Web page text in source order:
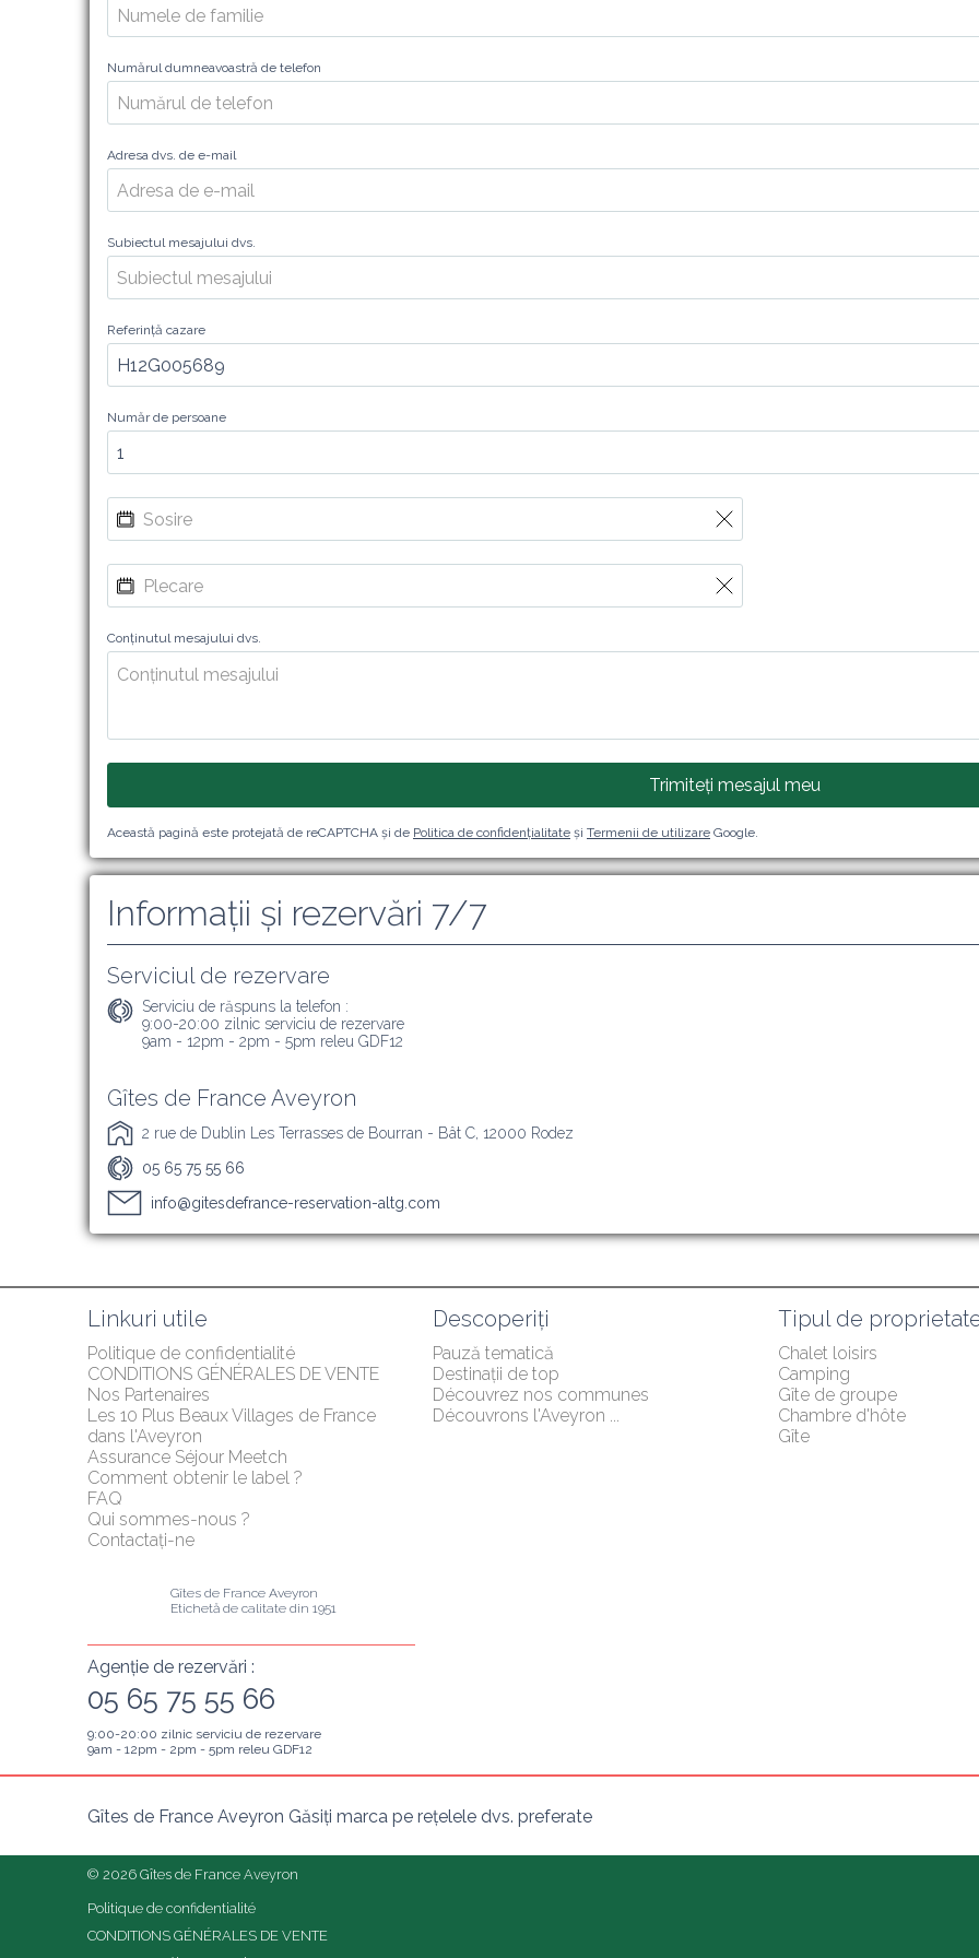
Numărul dumneavoastră de telefon
Adresa dvs. de e-mail
Subiectul mesajului dvs.
Referință cazare
Număr de persoane
Conținutul mesajului dvs.
Trimiteți mesajul meu
Această pagină este protejată de reCAPTCHA și de Politica de confidențialitate și Termenii de utilizare Google.
Informații și rezervări 7/7
Serviciul de rezervare
Serviciu de răspuns la telefon :
9:00-20:00 zilnic serviciu de rezervare
9am - 12pm - 2pm - 5pm releu GDF12
Gîtes de France Aveyron
2 rue de Dublin Les Terrasses de Bourran - Bât C, 12000 Rodez
05 65 75 55 66
info@gitesdefrance-reservation-altg.com
Linkuri utile
Politique de confidentialité
CONDITIONS GÉNÉRALES DE VENTE
Nos Partenaires
Les 10 Plus Beaux Villages de France
dans l'Aveyron
Assurance Séjour Meetch
Comment obtenir le label ?
FAQ
Qui sommes-nous ?
Contactați-ne
Descoperiți
Pauză tematică
Destinații de top
Découvrez nos communes
Découvrons l'Aveyron ...
Tipul de
Chalet loisirs
Camping
Gîte de groupe
Chambre d'hôte
Gîte
Gîtes de France Aveyron
Etichetă de calitate din 1951
Agenție de rezervări :
05 65 75 55 66
9:00-20:00 zilnic serviciu de rezervare
9am - 12pm - 2pm - 5pm releu GDF12
Gîtes de France Aveyron Găsiți marca pe rețelele dvs. preferate
© 2026 Gîtes de France Aveyron
Politique de confidentialité
CONDITIONS GÉNÉRALES DE VENTE